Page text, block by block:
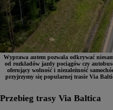
Wyprawa autem pozwala odkrywać
od rozkładów jazdy pociągów czy
oferujący wolność i niezależność
przyjrzymy się popularnej trasie Via
Przebieg trasy Via Baltica